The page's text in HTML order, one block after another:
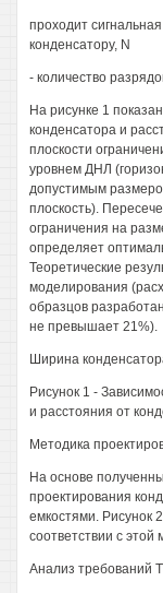
проходит
конденсатору, N
- количество
На рисунке 1
конденсатора и
плоскости
уровнем ДНЛ
допустимым
плоскость).
ограничения на
определяет
Теоретические
моделирования
образцов
не превышает 21%).
Ширина
Рисунок 1 -
и расстояния от
Методика
На основе
проектирования
емкостями. Рисунок
соответствии с этой
Анализ требований